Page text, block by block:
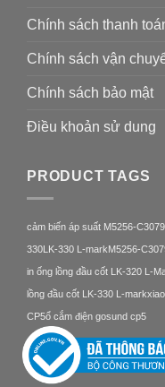
Chính sách thanh
Chính sách vận
Chính sách bảo mật
Điều khoản sử dung
PRODUCT TAGS
cảm biến áp suất M5256-
330LK-330 L-markM5256-
in ống lồng đầu cốt LK-320 L-
lồng đầu cốt LK-330 L-mark
CP5ổ cắm điện gosund cp5